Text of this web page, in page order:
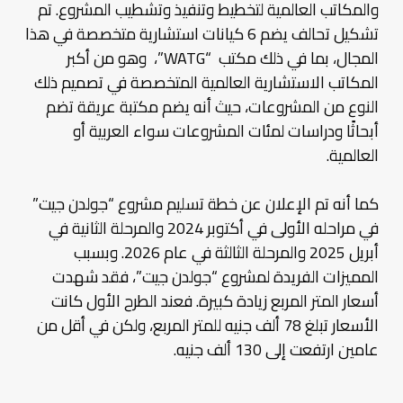
والمكاتب العالمية لتخطيط وتنفيذ وتشطيب المشروع. تم
تشكيل تحالف يضم 6 كيانات استشارية متخصصة في هذا
المجال، بما في ذلك مكتب “WATG”، وهو من أكبر
المكاتب الاستشارية العالمية المتخصصة في تصميم ذلك
النوع من المشروعات، حيث أنه يضم مكتبة عريقة تضم
أبحاثًا ودراسات لمئات المشروعات سواء العربية أو
العالمية.
كما أنه تم الإعلان عن خطة تسليم مشروع “جولدن جيت”
في مراحله الأولى في أكتوبر 2024 والمرحلة الثانية في
أبريل 2025 والمرحلة الثالثة في عام 2026. وبسبب
المميزات الفريدة لمشروع “جولدن جيت”، فقد شهدت
أسعار المتر المربع زيادة كبيرة. فعند الطرح الأول كانت
الأسعار تبلغ 78 ألف جنيه للمتر المربع، ولكن في أقل من
عامين ارتفعت إلى 130 ألف جنيه.